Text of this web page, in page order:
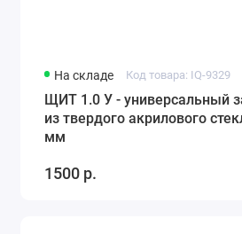
На складе Код товара: IQ-9329
ЩИТ 1.0 У - универсальный
из твердого акрилового
мм
1500 р.